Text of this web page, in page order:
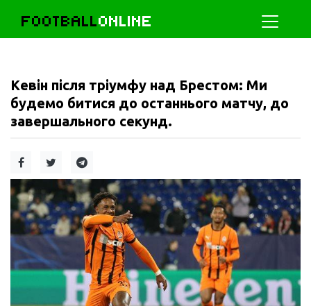
FOOTBALLONLINE
Кевін після тріумфу над Брестом: Ми
будемо битися до останнього матчу, до
завершального секунд.